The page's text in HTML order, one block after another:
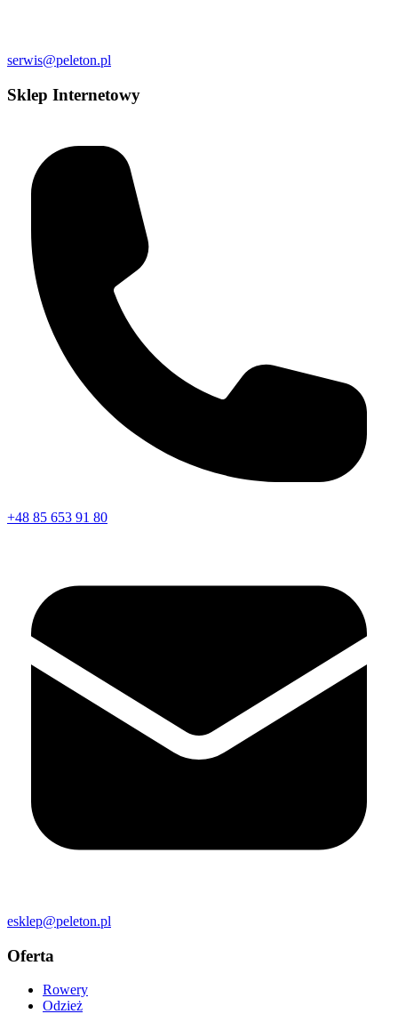
serwis@peleton.pl
Sklep Internetowy
+48 85 653 91 80
esklep@peleton.pl
Oferta
Rowery
Odzież